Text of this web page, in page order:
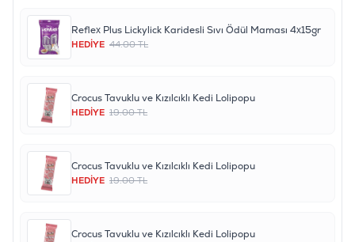
Reflex Plus Lickylick Karidesli Sıvı Ödül Maması 4x15gr
HEDİYE 44.00 TL
Crocus Tavuklu ve Kızılcıklı Kedi Lolipopu
HEDİYE 19.00 TL
Crocus Tavuklu ve Kızılcıklı Kedi Lolipopu
HEDİYE 19.00 TL
Crocus Tavuklu ve Kızılcıklı Kedi Lolipopu